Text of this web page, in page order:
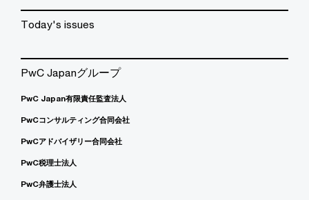
Today's issues
PwC Japanグループ
PwC Japan有限責任監査法人
PwCコンサルティング合同会社
PwCアドバイザリー合同会社
PwC税理士法人
PwC弁護士法人